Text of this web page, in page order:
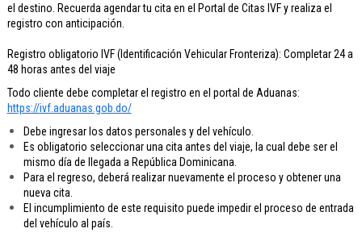
el destino. Recuerda agendar tu cita en el Portal de Citas IVF y realiza el
registro con anticipación.
Registro obligatorio IVF (Identificación Vehicular Fronteriza): Completar 24 a
48 horas antes del viaje
Todo cliente debe completar el registro en el portal de Aduanas:
https://ivf.aduanas.gob.do/
Debe ingresar los datos personales y del vehículo.
Es obligatorio seleccionar una cita antes del viaje, la cual debe ser el
mismo día de llegada a República Dominicana.
Para el regreso, deberá realizar nuevamente el proceso y obtener una
nueva cita.
El incumplimiento de este requisito puede impedir el proceso de entrada
del vehículo al país.